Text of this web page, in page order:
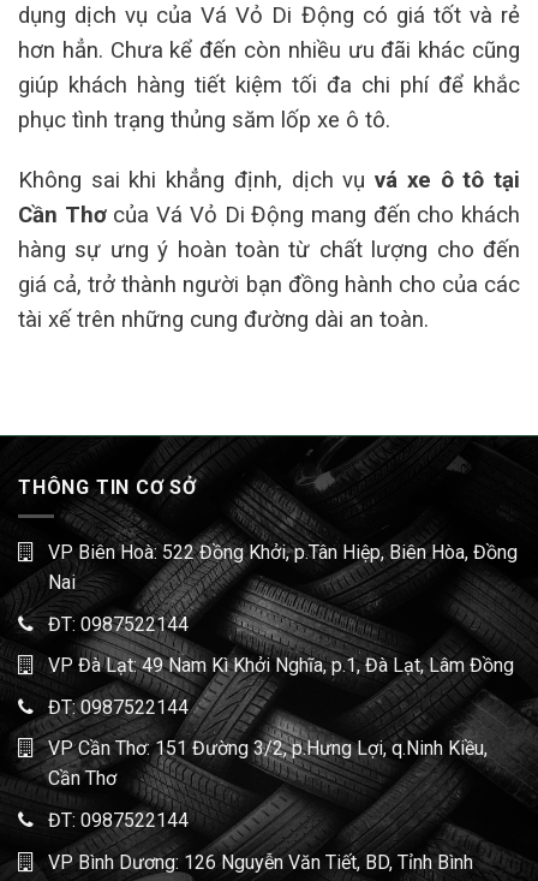
dụng dịch vụ của Vá Vỏ Di Động có giá tốt và rẻ
hơn hẳn. Chưa kể đến còn nhiều ưu đãi khác cũng
giúp khách hàng tiết kiệm tối đa chi phí để khắc
phục tình trạng thủng săm lốp xe ô tô.
Không sai khi khẳng định, dịch vụvá xe ô tô tại
Cần Thơcủa Vá Vỏ Di Động mang đến cho khách
hàng sự ưng ý hoàn toàn từ chất lượng cho đến
giá cả, trở thành người bạn đồng hành cho của các
tài xế trên những cung đường dài an toàn.
THÔNG TIN CƠ SỞ
VP Biên Hoà: 522 Đồng Khởi, p.Tân Hiệp, Biên Hòa, Đồng
Nai
ĐT: 0987522144
VP Đà Lạt: 49 Nam Kì Khởi Nghĩa, p.1, Đà Lạt, Lâm Đồng
ĐT:0987522144
VP Cần Thơ: 151 Đường 3/2, p.Hưng Lợi, q.Ninh Kiều,
Cần Thơ
ĐT: 0987522144
VP Bình Dương: 126 Nguyễn Văn Tiết, BD, Tỉnh Bình